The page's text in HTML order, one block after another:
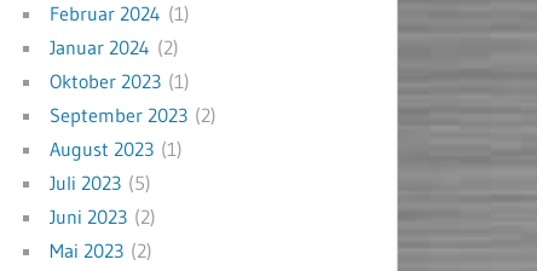
Februar 2024 (1)
Januar 2024 (2)
Oktober 2023 (1)
September 2023 (2)
August 2023 (1)
Juli 2023 (5)
Juni 2023 (2)
Mai 2023 (2)